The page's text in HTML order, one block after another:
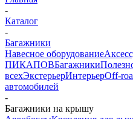
-
Каталог
-
Багажники
Навесное оборудование
ПИКАПОВБагажники
всехЭкстерьерИнтерьерOff-
автомобилей
-
Багажники на крышу